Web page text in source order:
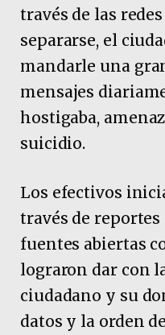
través de las
separarse, el
mandarle una
mensajes
hostigaba,
suicidio.
Los efectivos
través de
fuentes abiertas
lograron dar con
ciudadano y su
datos y la orden